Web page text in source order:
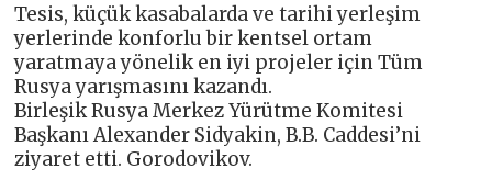
Tesis, küçük kasabalarda ve tarihi yerleşim
yerlerinde konforlu bir kentsel ortam
yaratmaya yönelik en iyi projeler için Tüm
Rusya yarışmasını kazandı.
Birleşik Rusya Merkez Yürütme Komitesi
Başkanı Alexander Sidyakin, B.B. Caddesi’ni
ziyaret etti. Gorodovikov.